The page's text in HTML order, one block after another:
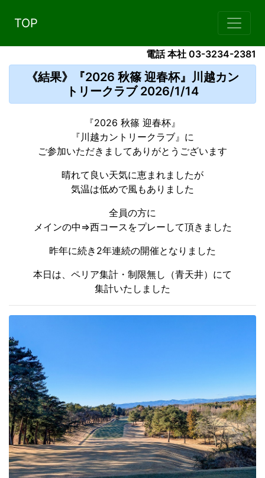
TOP
電話 本社 03-3234-2381
《結果》『2026 秋篠 迎春杯』川越カン
トリークラブ 2026/1/14
『2026 秋篠 迎春杯』
『川越カントリークラブ』に
ご参加いただきましてありがとうございます
晴れて良い天気に恵まれましたが
気温は低めで風もありました
全員の方に
メインの中⇒西コースをプレーして頂きました
昨年に続き2年連続の開催となりました
本日は、ペリア集計・制限無し（青天井）にて
集計いたしました